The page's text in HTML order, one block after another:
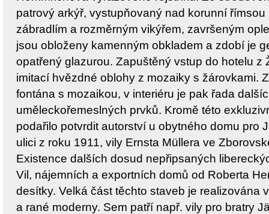
patrový arkýř, vystupňovaný nad korunní
zábradlím a rozměrným vikýřem, završeným
jsou obloženy kamenným obkladem a zdobí je
opatřený glazurou. Zapuštěný vstup do hotelu z
imitací hvězdné oblohy z mozaiky s žárovkami.
fontána s mozaikou, v interiéru je pak řada
uměleckořemeslných prvků. Kromě této
podařilo potvrdit autorství u obytného domu pro
ulici z roku 1911, vily Ernsta Müllera ve
Existence dalších dosud nepřipsaných
Vil, nájemních a exportních domů od Roberta
desítky. Velká část těchto staveb je realizována
a rané moderny. Sem patří např. vily pro bratry